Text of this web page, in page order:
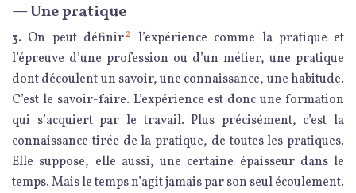
— Une pratique
3. On peut définir2
l’expérience comme la pratique et
l’épreuve d’une profession ou d’un métier, une pratique
dont découlent un savoir, une connaissance, une habitude.
C’est le savoir-faire. L’expérience est donc une formation
qui s’acquiert par le travail. Plus précisément, c’est la
connaissance tirée de la pratique, de toutes les pratiques.
Elle suppose, elle aussi, une certaine épaisseur dans le
temps. Mais le temps n’agit jamais par son seul écoulement.